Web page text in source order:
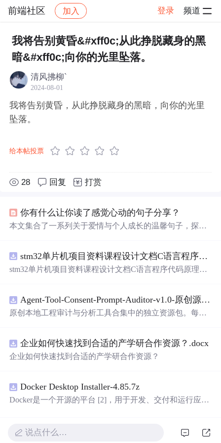
前端社区 加入 登录 频道
社区 前端社区 感慨 帖子详情
我将告别黄昏&#xff0c;从此挣脱藏身的黑
暗&#xff0c;向你的光里坠落。
清风拂柳`
2024-08-01
我将告别黄昏，从此挣脱藏身的黑暗，向你的光里
坠落。
给本帖投票
28 回复 打赏
你有什么让你读了感觉心动的句子分享？
本文集合了一系列关于爱情与个人成长的温馨句子，探讨
stm32单片机项目资料课程设计文档C语言程序代码原理图电路PCB实例五种PWM反馈控制模式研究
stm32单片机项目资料课程设计文档C语言程序代码原理图
Agent-Tool-Consent-Prompt-Auditor-v1.0-原创源码与文档.zip
原创本地工程审计与分析工具合集中的独立资源包。每个
README、运行说明、功能清单、MIT License及原创与授
权声明。解压后进入project目录，执行npm test验证算法，
目源码、Logo、官方截图、论文、生产日志或其他受限素
材。适合前端开发、AI应用工程、测试审计和课程实践。
企业如何快速找到合适的产学研合作资源？.docx
企业如何快速找到合适的产学研合作资源？
Docker Desktop Installer-4.85.7z
Docker是一个开源的平台 [2]，用于开发、交付和运行应用
器可以在任何支持Docker的环境中运行
说点什么…